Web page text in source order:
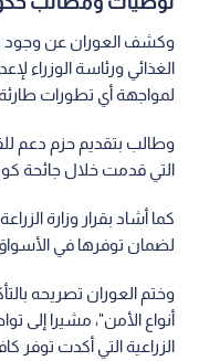
وكشف العوران عن وجود
الغذائي ورئاسة الوزراء
لمواجهة أي تطورات
وطالب بتقديم حزم دعم
التي قدمت خلال جائحة
كما أشاد بقرار وزارة
لضمان توفرها في الأسواق
وختم العوران تصريحه
أنواع الأمن"، مشيرا إلى
الزراعية التي أكدت توفر